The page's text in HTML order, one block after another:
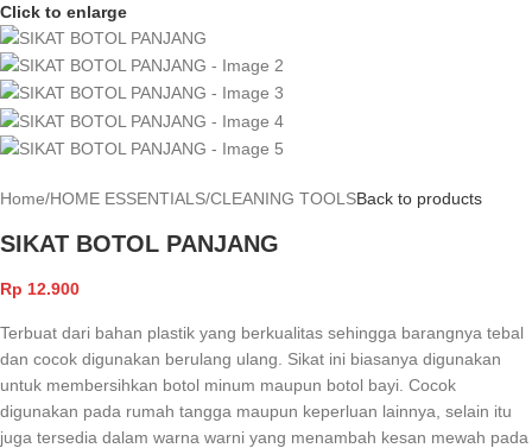
Click to enlarge
Home/HOME ESSENTIALS/CLEANING TOOLSBack to products
SIKAT BOTOL PANJANG
Rp 12.900
Terbuat dari bahan plastik yang berkualitas sehingga barangnya tebal
dan cocok digunakan berulang ulang. Sikat ini biasanya digunakan
untuk membersihkan botol minum maupun botol bayi. Cocok
digunakan pada rumah tangga maupun keperluan lainnya, selain itu
juga tersedia dalam warna warni yang menambah kesan mewah pada